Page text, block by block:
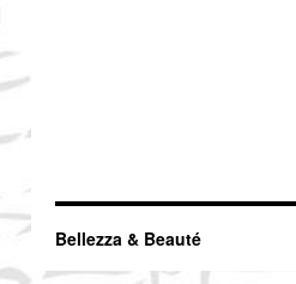
Bellezza & Beauté